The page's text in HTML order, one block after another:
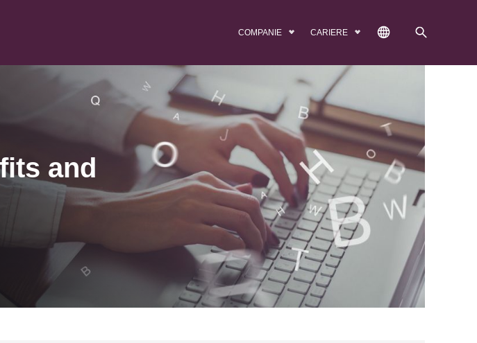
COMPANIE CARIERE
and